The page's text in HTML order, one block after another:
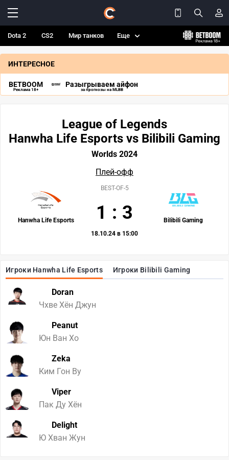
Dota 2 CS2 Мир танков Еще
ИНТЕРЕСНОЕ
BETBOOM
Реклама 18+
Разыгрываем айфон
за прогнозы на MLBB
Игроки Hanwha Life Esports Игроки Bilibili Gaming
Doran
Чхве Хён Джун
Peanut
Юн Ван Хо
Zeka
Ким Гон Ву
Viper
Пак Ду Хён
Delight
Ю Хван Жун
League of Legends
Hanwha Life Esports vs Bilibili Gaming
Worlds 2024
Плей-офф
Hanwha Life Esports Bilibili Gaming
BEST-OF-5
1 : 3
18.10.24 в 15:00